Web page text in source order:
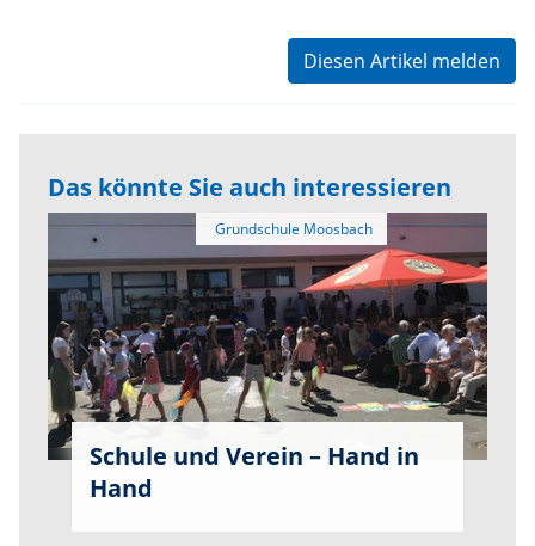
Diesen Artikel melden
Das könnte Sie auch interessieren
Grundschule Moosbach
Schule und Verein – Hand in
Hand